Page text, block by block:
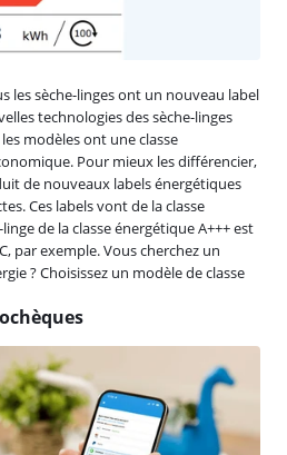
les sèche-linges ont un nouveau label
technologies des sèche-linges
modèles ont une classe
Pour mieux les différencier,
de nouveaux labels énergétiques
Ces labels vont de la classe
de la classe énergétique A+++ est
par exemple. Vous cherchez un
? Choisissez un modèle de classe